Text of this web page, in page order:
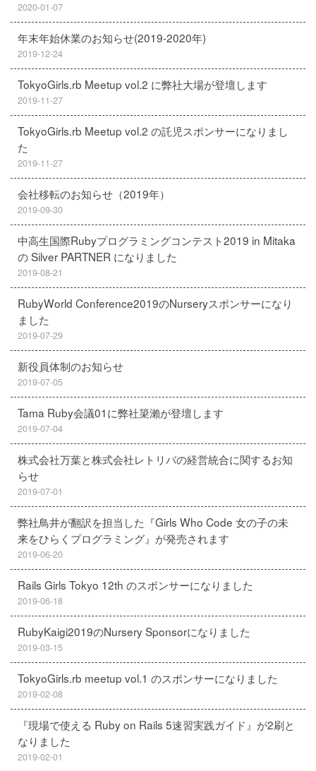
2020-01-07
年末年始休業のお知らせ(2019-2020年)
2019-12-24
TokyoGirls.rb Meetup vol.2 に弊社大場が登壇します
2019-11-27
TokyoGirls.rb Meetup vol.2 の託児スポンサーになりまし
た
2019-11-27
会社移転のお知らせ（2019年）
2019-09-30
中高生国際Rubyプログラミングコンテスト2019 in Mitaka
の Silver PARTNER になりました
2019-08-21
RubyWorld Conference2019のNurseryスポンサーになり
ました
2019-07-29
新役員体制のお知らせ
2019-07-05
Tama Ruby会議01に弊社簗瀨が登壇します
2019-07-04
株式会社万葉と株式会社レトリバの経営統合に関するお知
らせ
2019-07-01
弊社鳥井が翻訳を担当した『Girls Who Code 女の子の未
来をひらくプログラミング』が発売されます
2019-06-20
Rails Girls Tokyo 12th のスポンサーになりました
2019-06-18
RubyKaigi2019のNursery Sponsorになりました
2019-03-15
TokyoGirls.rb meetup vol.1 のスポンサーになりました
2019-02-08
『現場で使える Ruby on Rails 5速習実践ガイド』が2刷と
なりました
2019-02-01